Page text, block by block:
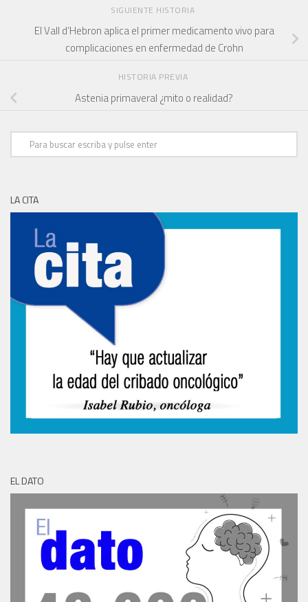
SIGUIENTE HISTORIA
El Vall d’Hebron aplica el primer medicamento vivo para
complicaciones en enfermedad de Crohn
HISTORIA PREVIA
Astenia primaveral ¿mito o realidad?
LA CITA
EL DATO